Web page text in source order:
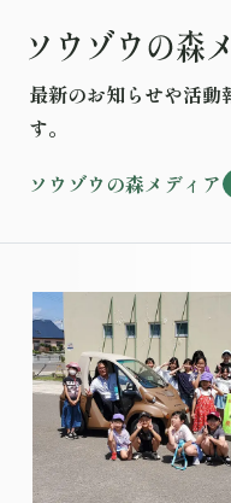
最新のお知らせや活動
す。
ソウゾウの森メディア